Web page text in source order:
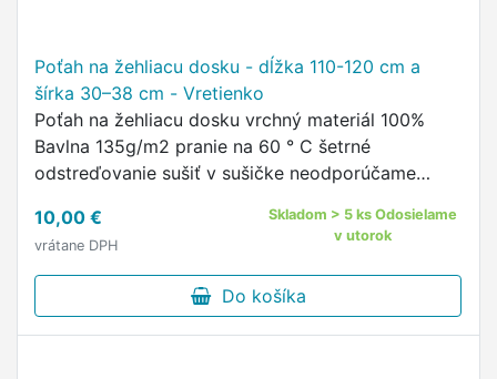
Poťah na žehliacu dosku - dĺžka 110-120 cm a
šírka 30–38 cm - Vretienko
Poťah na žehliacu dosku vrchný materiál 100%
Bavlna 135g/m2 pranie na 60 ° C šetrné
odstreďovanie sušiť v sušičke neodporúčame
plastovou brzdičkou Univerzálny poťah …
10,00 €
vrátane DPH
Skladom > 5 ks Odosielame
v utorok
Do košíka